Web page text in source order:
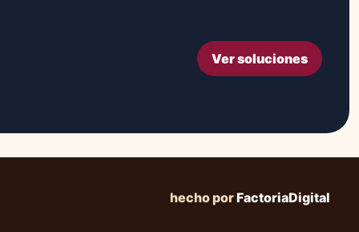
Ver soluciones
hecho porFactoriaDigital